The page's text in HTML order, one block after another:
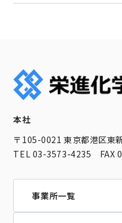
本社
〒105-0021 東京都港区東
TEL 03-3573-4235 FAX
事業所一覧